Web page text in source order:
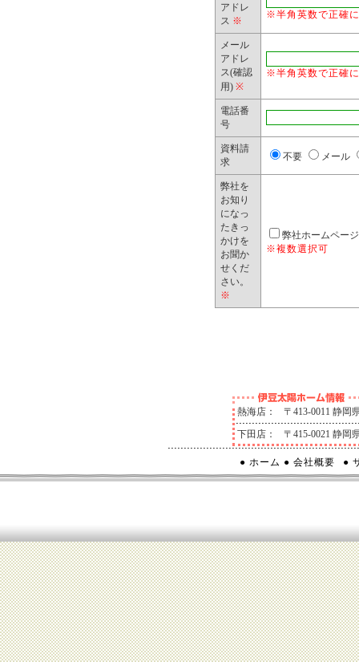
はありませ
4. 保有個人
弊社は、保
本人又は
訂正、追
三者提供停
●お問合せ窓
4511
アドレ
ス ※
※半角英数で正確
メール
アドレ
ス(確認
用) ※
※半角英数で正確
電話番
号
資料請
求
不要 メール
弊社を
お知り
になっ
たきっ
かけを
お聞か
せくだ
さい。
※
弊社ホームページ
※複数選択可
熱海店：
〒413-0011 静岡
下田店：
〒415-0021 静岡
● ホーム ● 会社概要 ●